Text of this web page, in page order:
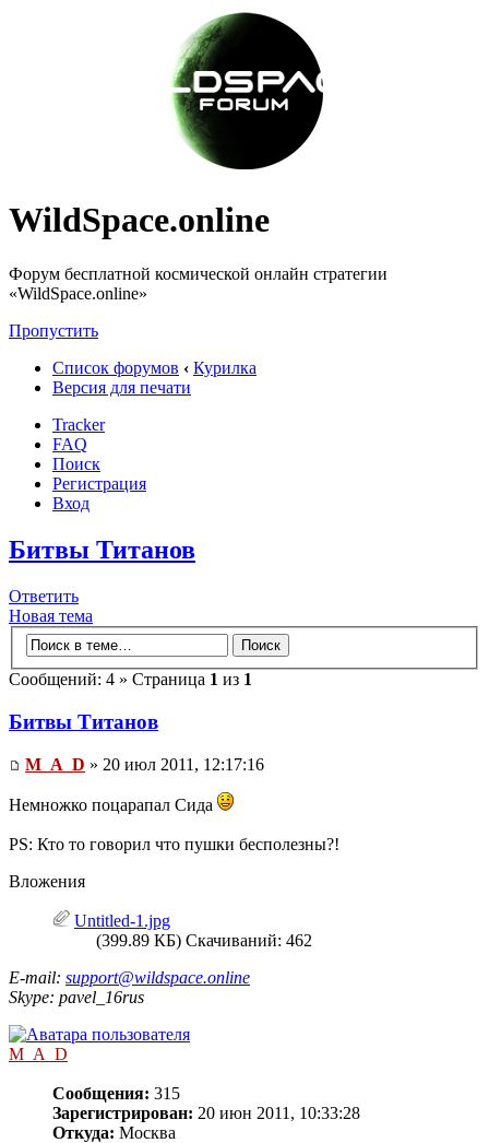
WildSpace.online
Форум бесплатной космической онлайн стратегии
«WildSpace.online»
Пропустить
Список форумов ‹ Курилка
Версия для печати
Tracker
FAQ
Поиск
Регистрация
Вход
Битвы Титанов
Ответить
Новая тема
Сообщений: 4 » Страница 1 из 1
Битвы Титанов
M_A_D » 20 июл 2011, 12:17:16
Немножко поцарапал Сида
PS: Кто то говорил что пушки бесполезны?!
Вложения
Untitled-1.jpg
(399.89 КБ) Скачиваний: 462
E-mail: support@wildspace.online
Skype: pavel_16rus
M_A_D
Сообщения: 315
Зарегистрирован: 20 июн 2011, 10:33:28
Откуда: Москва